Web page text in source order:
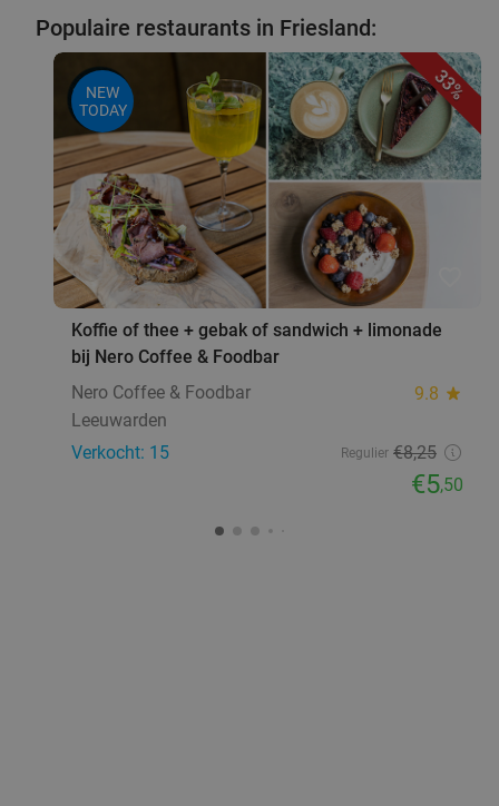
Populaire restaurants in Friesland:
33%
NEW
TODAY
Koffie of thee + gebak of sandwich + limonade
bij Nero Coffee & Foodbar
Nero Coffee & Foodbar
9.8 star
Leeuwarden
Verkocht: 15
Regulier €8,25
€5,50